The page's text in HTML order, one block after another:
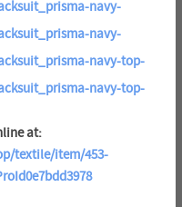
at:
textile/item/453-